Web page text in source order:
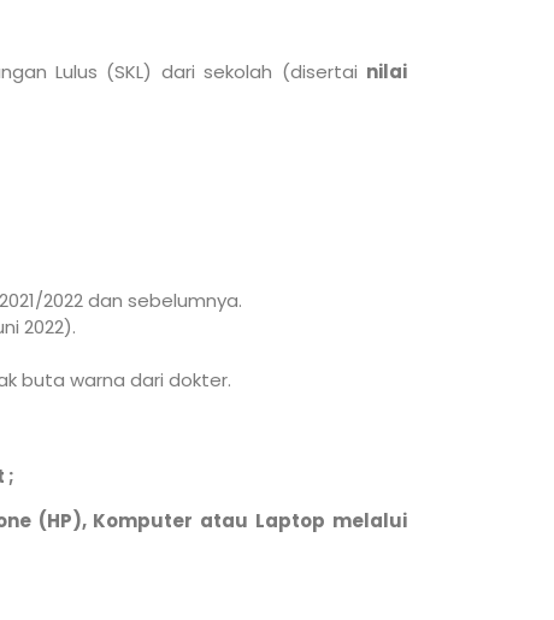
Lulus (SKL) dari sekolah (disertai nilai
2022 dan sebelumnya.
2022).
buta warna dari dokter.
;
(HP), Komputer atau Laptop melalui